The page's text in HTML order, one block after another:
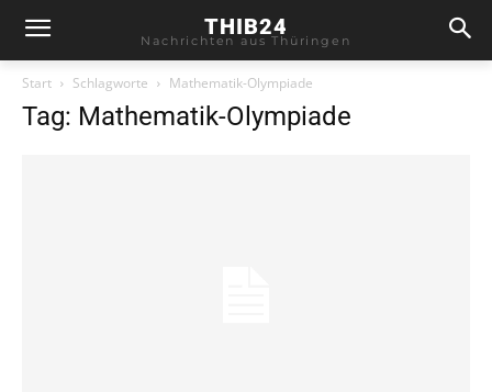
THIB24
Nachrichten aus Thüringen
Start Schlagworte Mathematik-Olympiade
Tag: Mathematik-Olympiade